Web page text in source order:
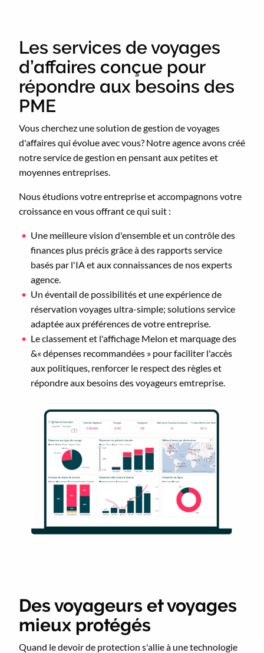
Les services de voyages
d’affaires conçue pour
répondre aux besoins des
PME
Vous cherchez une solution de gestion de voyages
d'affaires qui évolue avec vous? Notre agence avons créé
notre service de gestion en pensant aux petites et
moyennes entreprises.
Nous étudions votre entreprise et accompagnons votre
croissance en vous offrant ce qui suit :
Une meilleure vision d'ensemble et un contrôle des
finances plus précis grâce à des rapports service
basés par l'IA et aux connaissances de nos experts
agence.
Un éventail de possibilités et une expérience de
réservation voyages ultra-simple; solutions service
adaptée aux préférences de votre entreprise.
Le classement et l'affichage Melon et marquage des
&« dépenses recommandées » pour faciliter l'accès
aux politiques, renforcer le respect des règles et
répondre aux besoins des voyageurs emtreprise.
Des voyageurs et voyages
mieux protégés
Quand le devoir de protection s'allie à une technologie